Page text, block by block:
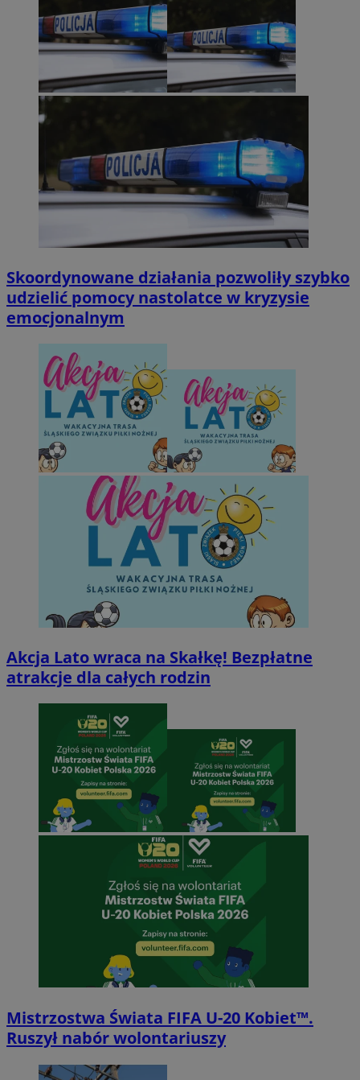
Skoordynowane działania pozwoliły szybko
udzielić pomocy nastolatce w kryzysie
emocjonalnym
Akcja Lato wraca na Skałkę! Bezpłatne
atrakcje dla całych rodzin
Mistrzostwa Świata FIFA U-20 Kobiet™.
Ruszył nabór wolontariuszy